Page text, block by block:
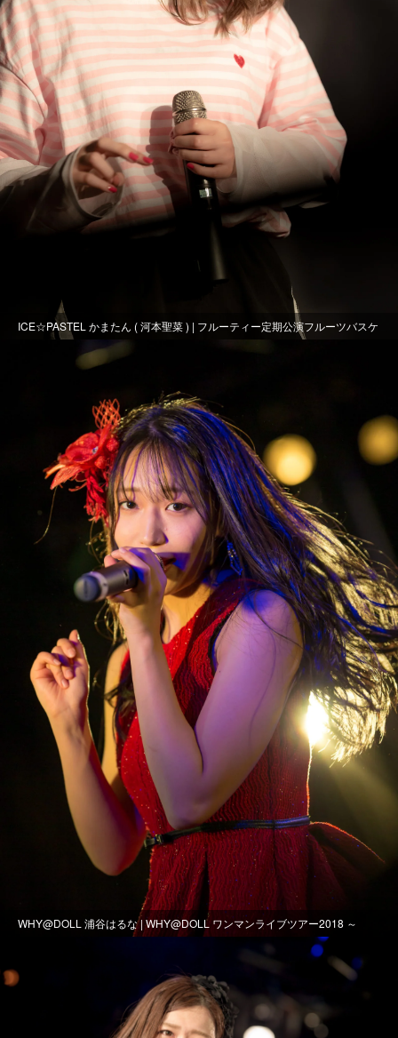
ICE☆PASTEL かまたん ( 河本聖菜 ) | フルーティー定期公演フルーツバスケ
ット～おまる生誕～
WHY@DOLL 浦谷はるな | WHY@DOLL ワンマンライブツアー2018 ～